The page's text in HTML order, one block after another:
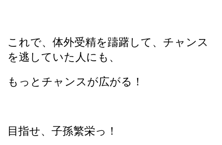
これで、体外受精を躊躇して、チャンス
を逃していた人にも、
もっとチャンスが広がる！
目指せ、子孫繁栄っ！